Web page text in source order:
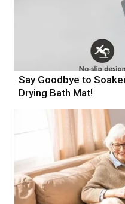
Say Goodbye to
Drying Bath Mat!